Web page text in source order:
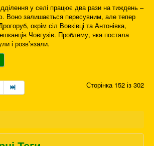
у селі працює два рази на тиждень –
Воно залишається пересувним, але тепер
окрім сіл Вовківці та Антонівка,
Човгузів. Проблему, яка постала
і розв’язали.
Сторінка 152 із 302